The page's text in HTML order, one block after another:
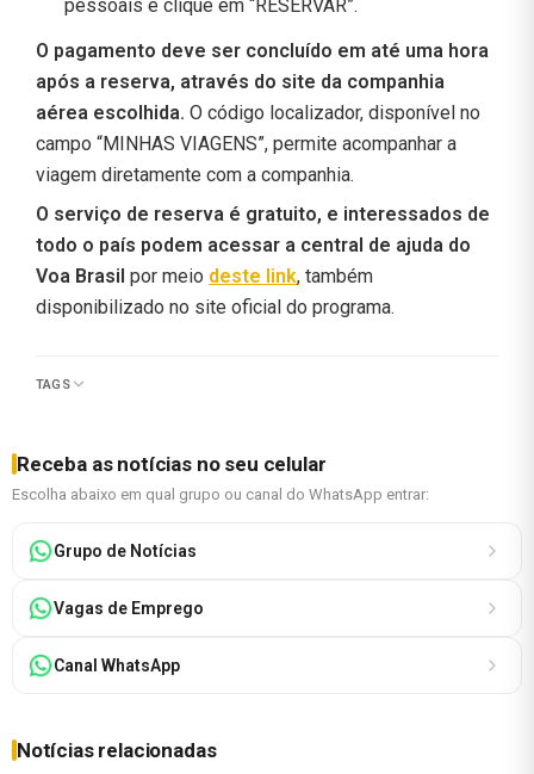
pessoais e clique em “RESERVAR”.
O pagamento deve ser concluído em até uma hora
após a reserva, através do site da companhia
aérea escolhida. O código localizador, disponível no
campo “MINHAS VIAGENS”, permite acompanhar a
viagem diretamente com a companhia.
O serviço de reserva é gratuito, e interessados de
todo o país podem acessar a central de ajuda do
Voa Brasil por meio deste link, também
disponibilizado no site oficial do programa.
TAGS
Receba as notícias no seu celular
Escolha abaixo em qual grupo ou canal do WhatsApp entrar:
Grupo de Notícias
Vagas de Emprego
Canal WhatsApp
Notícias relacionadas